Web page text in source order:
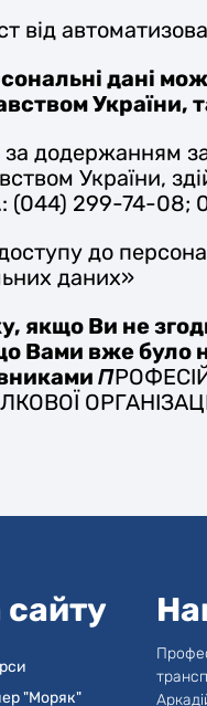
від
дані
України,
за додержанням
України,
(044) 299-74-08;
до
даних»
якщо Ви не
Вами вже було
П
сайту
"Моряк"